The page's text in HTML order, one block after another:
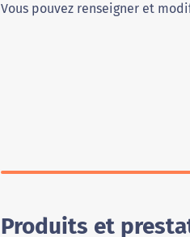
Vous pouvez renseigner et
Produits et